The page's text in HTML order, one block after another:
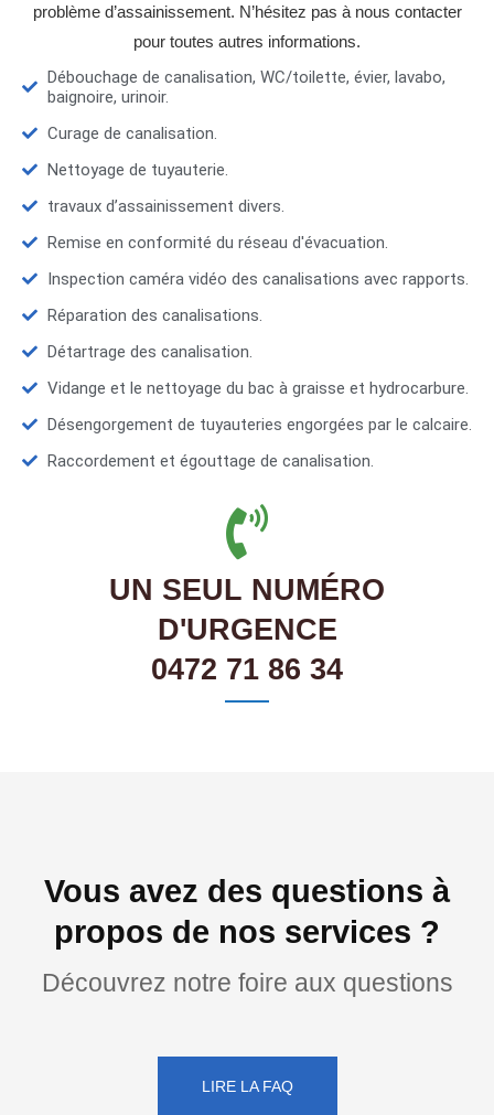
problème d’assainissement. N’hésitez pas à nous contacter
pour toutes autres informations.
Débouchage de canalisation, WC/toilette, évier, lavabo,
baignoire, urinoir.
Curage de canalisation.
Nettoyage de tuyauterie.
travaux d’assainissement divers.
Remise en conformité du réseau d'évacuation.
Inspection caméra vidéo des canalisations avec rapports.
Réparation des canalisations.
Détartrage des canalisation.
Vidange et le nettoyage du bac à graisse et hydrocarbure.
Désengorgement de tuyauteries engorgées par le calcaire.
Raccordement et égouttage de canalisation.
UN SEUL NUMÉRO
D'URGENCE
0472 71 86 34
Vous avez des questions à
propos de nos services ?
Découvrez notre foire aux questions
LIRE LA FAQ